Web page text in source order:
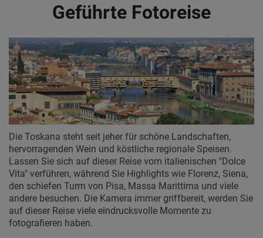
Geführte Fotoreise
Die Toskana steht seit jeher für schöne Landschaften,
hervorragenden Wein und köstliche regionale Speisen.
Lassen Sie sich auf dieser Reise vom italienischen "Dolce
Vita" verführen, während Sie Highlights wie Florenz, Siena,
den schiefen Turm von Pisa, Massa Marittima und viele
andere besuchen. Die Kamera immer griffbereit, werden Sie
auf dieser Reise viele eindrucksvolle Momente zu
fotografieren haben.